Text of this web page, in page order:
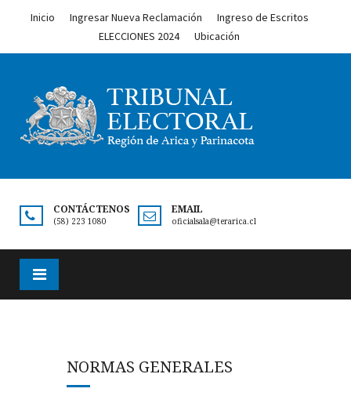
Inicio Ingresar Nueva Reclamación
Ingreso de Escritos
ELECCIONES 2024
Ubicación
CONTÁCTENOS
(58) 223 1080
EMAIL
oficialsala@terarica.cl
NORMAS GENERALES